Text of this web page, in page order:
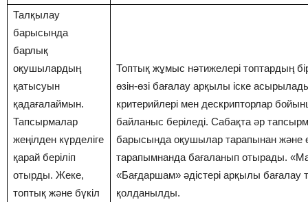
Талқылау
барысында
барлық
оқушылардың
қатысуын
қадағалаймын.
Тапсырмалар
жеңілден күрделіге
қарай беріліп
отырды. Жеке,
топтық және бүкіл
Топтық жұмыс нәтижелері топтардың
өзін-өзі бағалау арқылы іске
критерийлері мен дескрипторлар
байланыс беріледі. Сабақта әр
барысында оқушылар тарапынан және
тарапымнанда бағаланып отырады.
«Бағдаршам» әдістері арқылы бағалау
қолданылды.